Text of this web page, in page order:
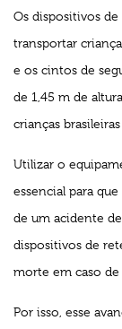
Os dispositivos
transportar
e os cintos de
de 1,45 m de
crianças
Utilizar o
essencial para
de um acidente
dispositivos de
morte em caso de
Por isso, esse